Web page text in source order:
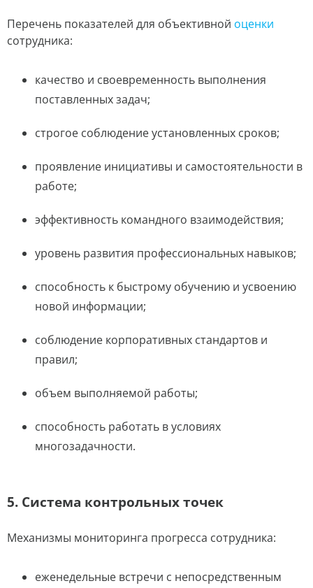
Перечень показателей для объективной оценки
сотрудника:
качество и своевременность выполнения
поставленных задач;
строгое соблюдение установленных сроков;
проявление инициативы и самостоятельности в
работе;
эффективность командного взаимодействия;
уровень развития профессиональных навыков;
способность к быстрому обучению и усвоению
новой информации;
соблюдение корпоративных стандартов и
правил;
объем выполняемой работы;
способность работать в условиях
многозадачности.
5. Система контрольных точек
Механизмы мониторинга прогресса сотрудника:
еженедельные встречи с непосредственным